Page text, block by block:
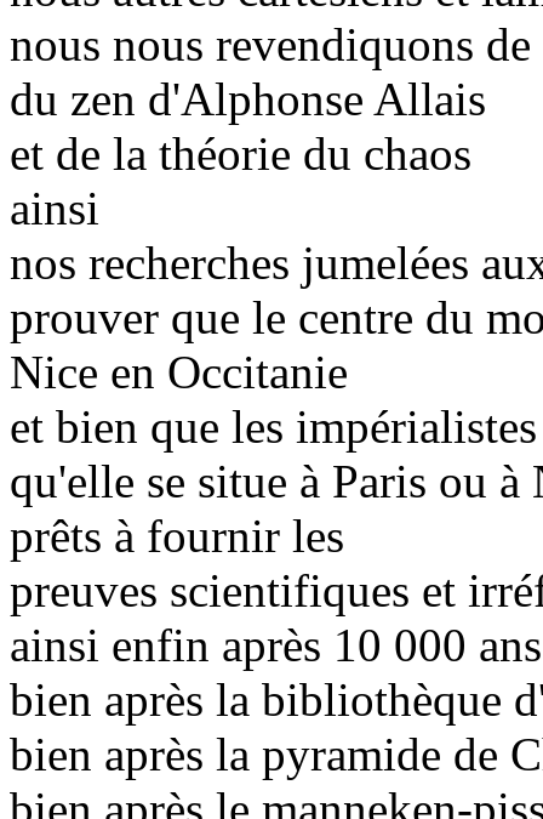
nous nous revendiquons de
du zen d'Alphonse Allais
et de la théorie du chaos
ainsi
nos recherches jumelées
prouver que le centre du
Nice en Occitanie
et bien que les
qu'elle se situe à Paris ou
prêts à fournir les
preuves scientifiques et
ainsi enfin après 10 000 ans
bien après la bibliothèque
bien après la pyramide de
bien après le manneken-